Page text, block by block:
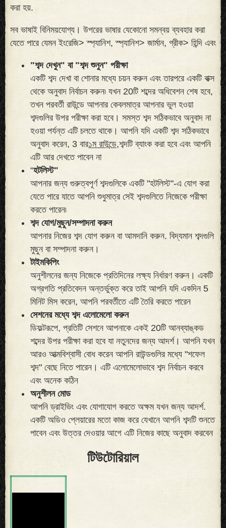
করা হয়.
সব ভাষাই বিনিময়যোগ্য। উপরের ভাষার যেকোনো সমন্বয় ব্যবহার করা
যেতে পারে যেমন ইংরেজি> স্প্যানিশ, স্প্যানিশ> জার্মান, গ্রীক> হিন্দি এবং
"শব্দ দেখুন" বা "শব্দ শুনুন" পরীক্ষা
একটি শব্দ দেখা বা শোনার মধ্যে চয়ন করুন এবং তারপরে একটি বাক্স
থেকে অনুবাদ নির্বাচন করুন৷ যখন 20টি শব্দের অধিবেশন শেষ হবে,
তখন পরবর্তী রাউন্ডে আপনার কেবলমাত্র আপনার ভুল হওয়া
শব্দগুলির উপর পরীক্ষা করা হবে। সমস্ত শব্দ সঠিকভাবে অনুবাদ না
হওয়া পর্যন্ত এটি চলতে থাকে। আপনি যদি একটি শব্দ সঠিকভাবে
অনুবাদ করেন, 3 বার১ম রাউন্ডে,শব্দটি ব্যাংক করা হবে এবং আপনি
এটি আর দেখতে পাবেন না
“হটলিস্ট"
আপনার জন্য গুরুত্বপূর্ণ শব্দগুলিকে একটি "হটলিস্ট"-এ যোগ করা
যেতে পারে যাতে আপনি শুধুমাত্র সেই শব্দগুলিতে নিজেকে পরীক্ষা
করতে পারেন৷
শব্দ যোগ/মুছুন/সম্পাদনা করুন
আপনার নিজের শব্দ যোগ করুন বা আমদানি করুন. বিদ্যমান শব্দগুলি
মুছুন বা সম্পাদনা করুন।
টাইমকিপিং
অনুশীলনের জন্য নিজেকে প্রতিদিনের লক্ষ্য নির্ধারণ করুন। একটি
অগ্রগতি প্রতিবেদন অন্তর্ভুক্ত করে তাই আপনি যদি একদিন 5
মিনিট মিস করেন, আপনি পরবর্তীতে এটি তৈরি করতে পারেন
সেশনের মধ্যে শব্দ এলোমেলো করুন
ডিফল্টরূপে, প্রতিটি সেশনে আপনাকে একই 20টি আনব্যাঙ্কড
শব্দের উপর পরীক্ষা করা হবে যা নতুনদের জন্য আদর্শ। আপনি যখন
আরও আত্মবিশ্বাসী বোধ করেন আপনি রাউন্ডগুলির মধ্যে "শফেল
শব্দ" বেছে নিতে পারেন। এটি এলোমেলোভাবে শব্দ নির্বাচন করবে
এবং অনেক কঠিন
অনুশীলন মোড
আপনি ড্রাইভিং এবং যোগাযোগ করতে অক্ষম যখন জন্য আদর্শ.
একটি অডিও প্লেয়ারের মতো কাজ করে যেখানে আপনি শব্দটি শুনতে
পাবেন এবং উত্তর দেওয়ার আগে এটি নিজের কাছে অনুবাদ করবেন
টিউটোরিয়াল